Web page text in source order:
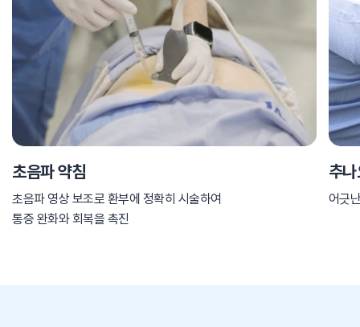
초음파 약침
초음파 영상 보조로 환부에 정확히 시술하여
통증 완화와 회복을 촉진
추
어긋